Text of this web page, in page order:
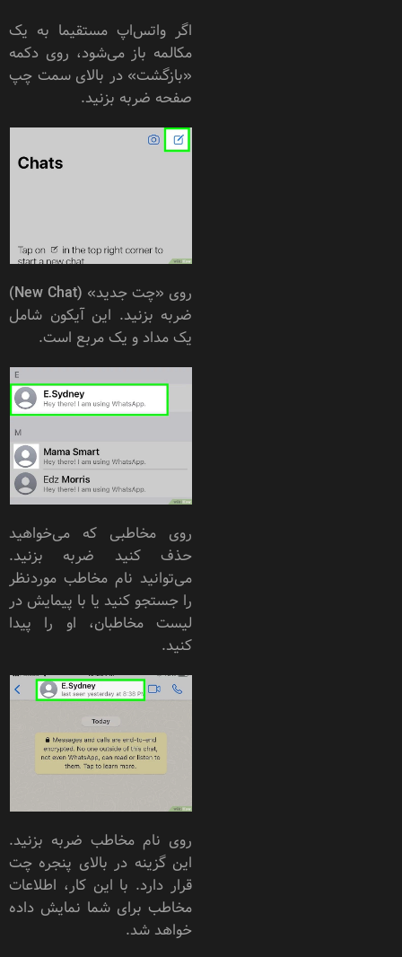
اگر واتس‌اپ مستقیما به یک
مکالمه باز می‌شود، روی دکمه
«بازگشت» در بالای سمت چپ
صفحه ضربه بزنید.
روی «چت جدید» (New Chat)
ضربه بزنید. این آیکون شامل
یک مداد و یک مربع است.
روی مخاطبی که می‌خواهید
حذف کنید ضربه بزنید.
می‌توانید نام مخاطب موردنظر
را جستجو کنید یا با پیمایش در
لیست مخاطبان، او را پیدا
کنید.
روی نام مخاطب ضربه بزنید.
این گزینه در بالای پنجره چت
قرار دارد. با این کار، اطلاعات
مخاطب برای شما نمایش داده
خواهد شد.